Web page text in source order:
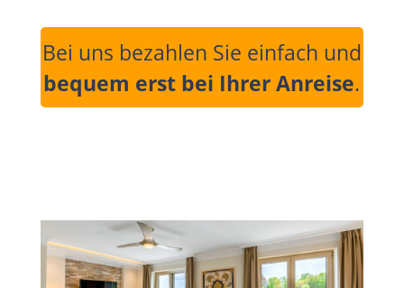
Bei uns bezahlen Sie einfach und
bequem erst bei Ihrer Anreise.